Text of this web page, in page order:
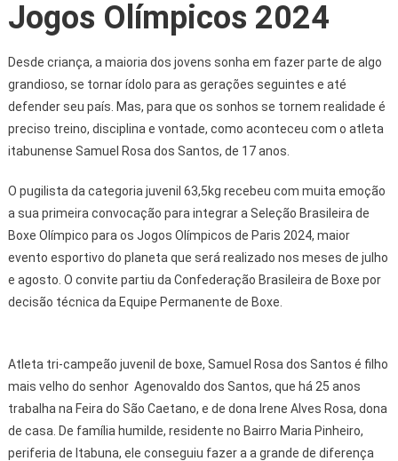
Jogos Olímpicos 2024
Desde criança, a maioria dos jovens sonha em fazer parte de algo
grandioso, se tornar ídolo para as gerações seguintes e até
defender seu país. Mas, para que os sonhos se tornem realidade é
preciso treino, disciplina e vontade, como aconteceu com o atleta
itabunense Samuel Rosa dos Santos, de 17 anos.
O pugilista da categoria juvenil 63,5kg recebeu com muita emoção
a sua primeira convocação para integrar a Seleção Brasileira de
Boxe Olímpico para os Jogos Olímpicos de Paris 2024, maior
evento esportivo do planeta que será realizado nos meses de julho
e agosto. O convite partiu da Confederação Brasileira de Boxe por
decisão técnica da Equipe Permanente de Boxe.
Atleta tri-campeão juvenil de boxe, Samuel Rosa dos Santos é filho
mais velho do senhor Agenovaldo dos Santos, que há 25 anos
trabalha na Feira do São Caetano, e de dona Irene Alves Rosa, dona
de casa. De família humilde, residente no Bairro Maria Pinheiro,
periferia de Itabuna, ele conseguiu fazer a a grande de diferença